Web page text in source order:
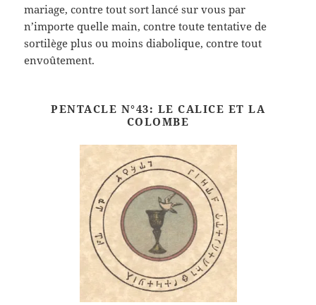
mariage, contre tout sort lancé sur vous par
n’importe quelle main, contre toute tentative de
sortilège plus ou moins diabolique, contre tout
envoûtement.
PENTACLE N°43: LE CALICE ET LA
COLOMBE